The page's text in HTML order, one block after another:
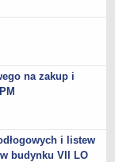
na zakup i
i listew
budynku VII LO